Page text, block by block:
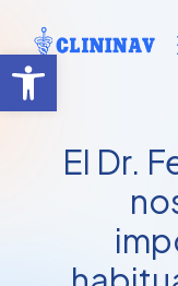
Abrir barra de
El Dr.